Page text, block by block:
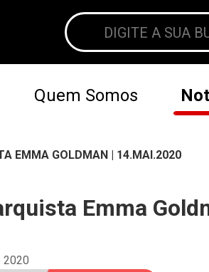
Quem Somos
EMMA GOLDMAN | 14.MAI.2020
Emma
2020